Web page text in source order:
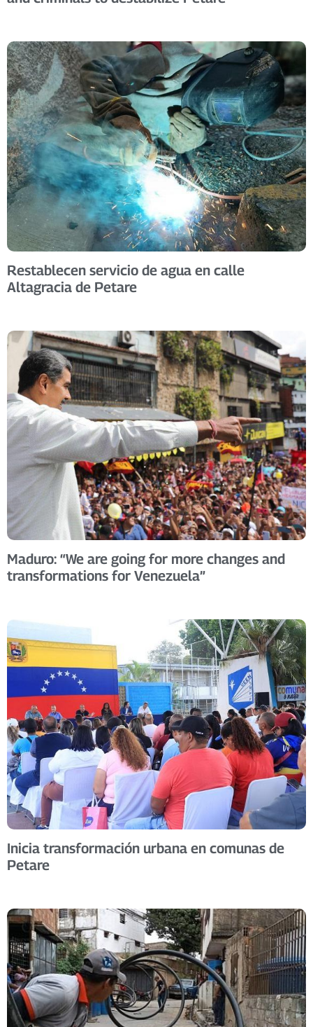
Restablecen servicio de agua en calle
Altagracia de Petare
Maduro: “We are going for more changes and
transformations for Venezuela”
Inicia transformación urbana en comunas de
Petare